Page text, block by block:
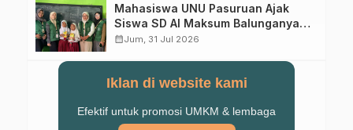
Mahasiswa UNU Pasuruan Ajak
Siswa SD Al Maksum Balunganyar
Kuasai Penjumlahan Bersusun
calendar_monthJum, 31 Jul 2026
Iklan di website kami
Efektif untuk promosi UMKM & lembaga